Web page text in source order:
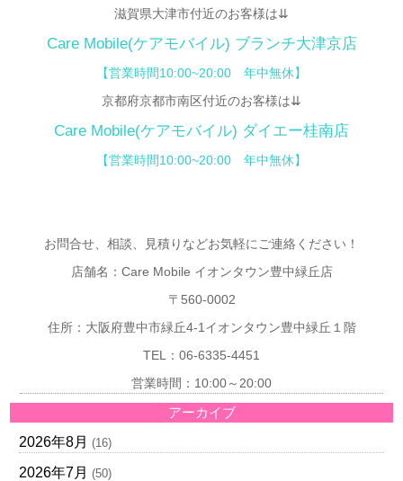
滋賀県大津市付近のお客様は⇊
Care Mobile(ケアモバイル) ブランチ大津京店
【営業時間10:00~20:00 年中無休】
京都府京都市南区付近のお客様は⇊
Care Mobile(ケアモバイル) ダイエー桂南店
【営業時間10:00~20:00 年中無休】
お問合せ、相談、見積りなどお気軽にご連絡ください！
店舗名：Care Mobile イオンタウン豊中緑丘店
〒560-0002
住所：大阪府豊中市緑丘4-1イオンタウン豊中緑丘１階
TEL：06-6335-4451
営業時間：10:00～20:00
アーカイブ
2026年8月 (16)
2026年7月 (50)